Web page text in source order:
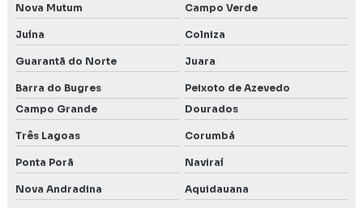
Nova Mutum Campo Verde
Juína Colniza
Guarantã do Norte Juara
Barra do Bugres
Peixoto de Azevedo
Campo Grande
Dourados
Três Lagoas Corumbá
Ponta Porã Naviraí
Nova Andradina Aquidauana